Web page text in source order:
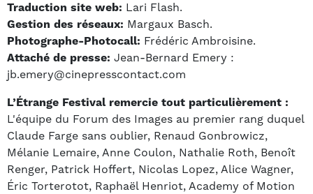
Traduction site web: Lari Flash.
Gestion des réseaux: Margaux Basch.
Photographe-Photocall: Frédéric Ambroisine.
Attaché de presse: Jean-Bernard Emery :
jb.emery@cinepresscontact.com
L’Étrange Festival remercie tout particulièrement :
L'équipe du Forum des Images au premier rang duquel
Claude Farge sans oublier, Renaud Gonbrowicz,
Mélanie Lemaire, Anne Coulon, Nathalie Roth, Benoît
Renger, Patrick Hoffert, Nicolas Lopez, Alice Wagner,
Éric Torterotot, Raphaël Henriot, Academy of Motion